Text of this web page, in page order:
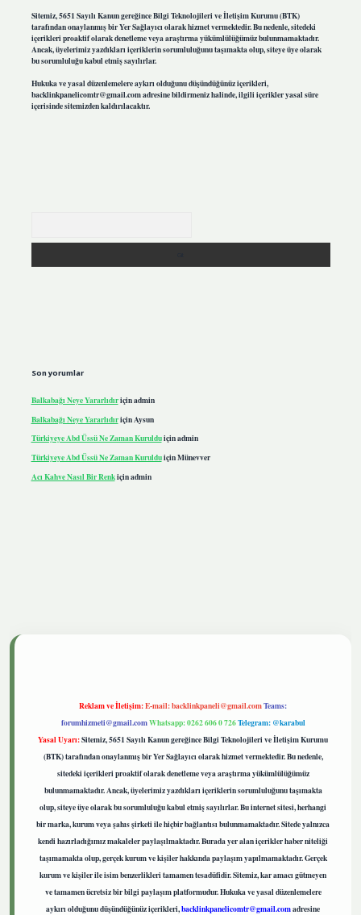
Sitemiz, 5651 Sayılı Kanun gereğince Bilgi Teknolojileri ve İletişim Kurumu (BTK)
tarafından onaylanmış bir Yer Sağlayıcı olarak hizmet vermektedir. Bu nedenle, sitedeki
içerikleri proaktif olarak denetleme veya araştırma yükümlülüğümüz bulunmamaktadır.
Ancak, üyelerimiz yazdıkları içeriklerin sorumluluğunu taşımakta olup, siteye üye olarak
bu sorumluluğu kabul etmiş sayılırlar.
Hukuka ve yasal düzenlemelere aykırı olduğunu düşündüğünüz içerikleri,
backlinkpanelicomtr@gmail.comadresine bildirmeniz halinde, ilgili içerikler yasal süre
içerisinde sitemizden kaldırılacaktır.
Son yorumlar
Balkabağı Neye Yararlıdıriçinadmin
Balkabağı Neye Yararlıdıriçin Aysun
Türkiyeye Abd Üssü Ne Zaman Kurulduiçinadmin
Türkiyeye Abd Üssü Ne Zaman KurulduiçinMünevver
Acı Kahve Nasıl Bir Renkiçinadmin
Reklam ve İletişim:E-mail:backlinkpaneli@gmail.comTeams:
forumhizmeti@gmail.comWhatsapp: 0262 606 0 726Telegram: @karabul
Yasal Uyarı:Sitemiz, 5651 Sayılı Kanun gereğince Bilgi Teknolojileri ve İletişim Kurumu
(BTK) tarafından onaylanmış bir Yer Sağlayıcı olarak hizmet vermektedir. Bu nedenle,
sitedeki içerikleri proaktif olarak denetleme veya araştırma yükümlülüğümüz
bulunmamaktadır. Ancak, üyelerimiz yazdıkları içeriklerin sorumluluğunu taşımakta
olup, siteye üye olarak bu sorumluluğu kabul etmiş sayılırlar. Bu internet sitesi, herhangi
bir marka, kurum veya şahıs şirketi ile hiçbir bağlantısı bulunmamaktadır. Sitede yalnızca
kendi hazırladığımız makaleler paylaşılmaktadır. Burada yer alan içerikler haber niteliği
taşımamakta olup, gerçek kurum ve kişiler hakkında paylaşım yapılmamaktadır. Gerçek
kurum ve kişiler ile isim benzerlikleri tamamen tesadüfidir. Sitemiz, kar amacı gütmeyen
ve tamamen ücretsiz bir bilgi paylaşım platformudur. Hukuka ve yasal düzenlemelere
aykırı olduğunu düşündüğünüz içerikleri,backlinkpanelicomtr@gmail.comadresine